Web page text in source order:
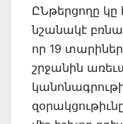
ԸՆթերցողը կը
նշանակէ
որ 19
շրջանին